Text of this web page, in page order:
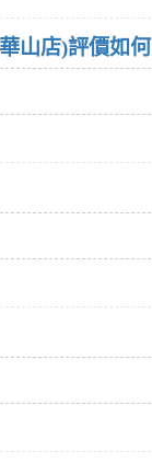
山店)評價如何